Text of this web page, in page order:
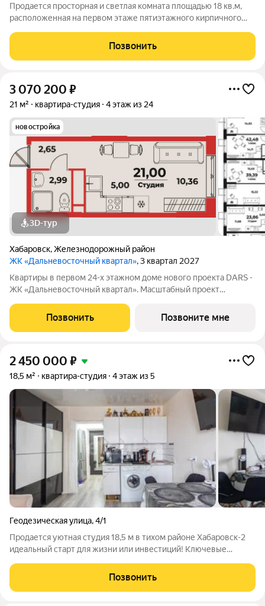
Продается просторная и светлая комната площадью 18 кв.м,
расположенная на первом этаже пятиэтажного кирпичного
косметический ремонт и включает в себя отдельную кухню и
санузел. Район обладает всем
Позвонить
3 070 200 ₽
21 м² квартира-студия 4 этаж из 24
новостройка
3D-тур
Хабаровск,Железнодорожный район
ЖК «Дальневосточный квартал», 3 квартал 2027
Квартиры в первом 24-х этажном доме нового проекта DARS -
ЖК «Дальневосточный квартал». Масштабный проект
представление о доступном и комфортном жилье в
Хабаровске. Это не просто точечная застройка, а
Позвонить Позвоните мне
2 450 000 ₽
18,5 м² квартира-студия 4 этаж из 5
Геодезическая улица,4/1
Продается уютная студия 18,5 м в тихом районе Хабаровск-2
идеальный старт для жизни или инвестиций! Ключевые
безопасность, развитая инфраструктура (магазины, транспорт,
Позвонить